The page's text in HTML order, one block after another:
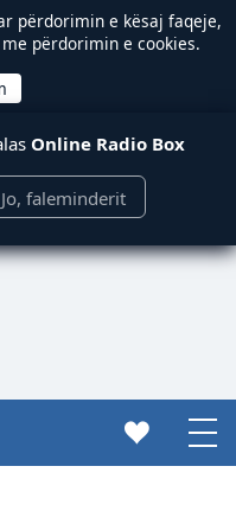
përdorimin e kësaj faqeje,
përdorimin e cookies.
Online Radio Box
Jo, faleminderit